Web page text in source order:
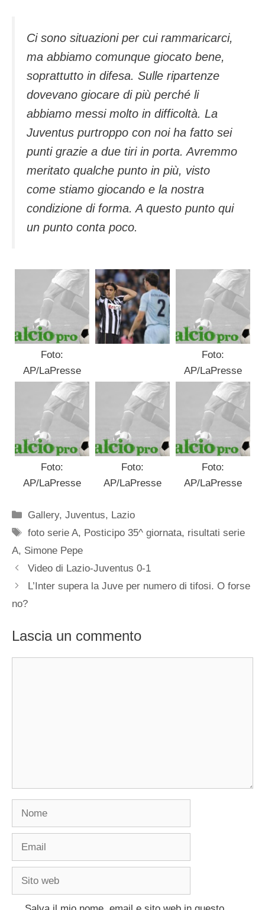
Ci sono situazioni per cui rammaricarci,
ma abbiamo comunque giocato bene,
soprattutto in difesa. Sulle ripartenze
dovevano giocare di più perché li
abbiamo messi molto in difficoltà. La
Juventus purtroppo con noi ha fatto sei
punti grazie a due tiri in porta. Avremmo
meritato qualche punto in più, visto
come stiamo giocando e la nostra
condizione di forma. A questo punto qui
un punto conta poco.
Foto:
AP/LaPresse
Foto:
AP/LaPresse
Foto:
AP/LaPresse
Foto:
AP/LaPresse
Foto:
AP/LaPresse
Categorie
Gallery,Juventus, Lazio
Tag
foto serie A, Posticipo 35^ giornata, risultati serie
A, Simone Pepe
Video di Lazio-Juventus 0-1
L’Inter supera la Juve per numero di tifosi. O forse
no?
Lascia un commento
Nome
Email
Sito